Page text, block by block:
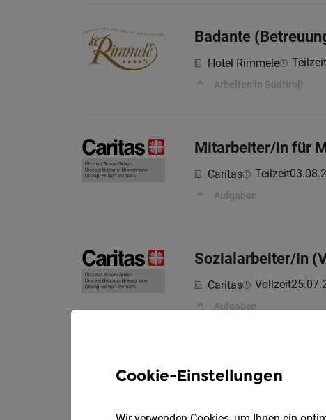
Badante
Hotel Rimmele Teilzeit
Arbeiten in Südtirol!
Mitarbeiter/in für
Caritas Teilzeit
Aufgaben
Sozialarbeiter/in
Caritas Vollzeit
Aufgaben
Pflegehelfer*in
Interessiert?
Cookie-Einstellungen